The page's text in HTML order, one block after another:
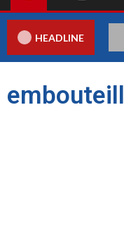
HEADLINE